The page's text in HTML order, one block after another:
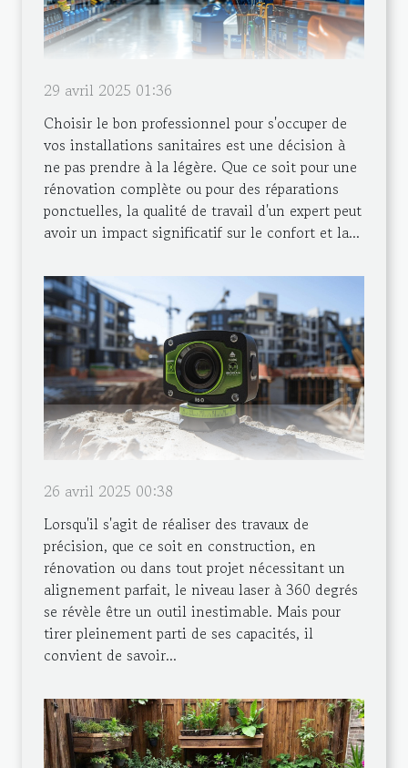
29 avril 2025 01:36
Choisir le bon professionnel pour s'occuper de
vos installations sanitaires est une décision à
ne pas prendre à la légère. Que ce soit pour une
rénovation complète ou pour des réparations
ponctuelles, la qualité de travail d'un expert peut
avoir un impact significatif sur le confort et la...
26 avril 2025 00:38
Lorsqu'il s'agit de réaliser des travaux de
précision, que ce soit en construction, en
rénovation ou dans tout projet nécessitant un
alignement parfait, le niveau laser à 360 degrés
se révèle être un outil inestimable. Mais pour
tirer pleinement parti de ses capacités, il
convient de savoir...